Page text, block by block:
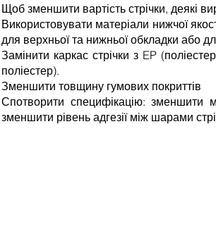
Щоб зменшити вартість стрічки, деякі
Використовувати матеріали нижчої
для верхньої та нижньої обкладки або
Замінити каркас стрічки з EP
поліестер).
Зменшити товщину гумових покриттів
Спотворити специфікацію: зменшити
зменшити рівень адгезії між шарами